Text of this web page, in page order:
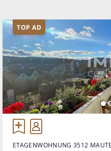
TOP AD
ETAGENWOHNUNG 3512